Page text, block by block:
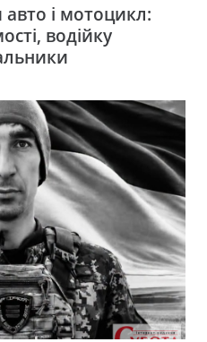
авто і мотоцикл:
водійку